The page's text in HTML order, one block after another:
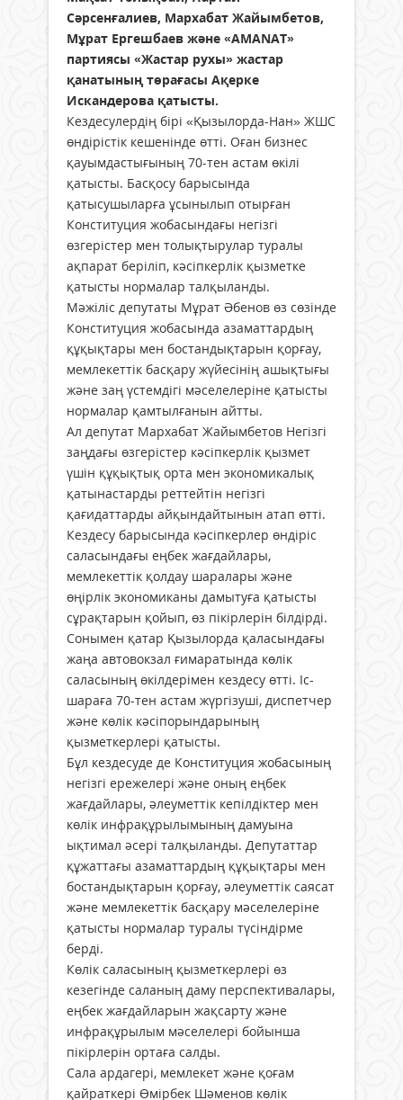
Сәрсенғалиев, Мархабат Жайымбетов,
Мұрат Ергешбаев және «AMANAT»
партиясы «Жастар рухы» жастар
қанатының төрағасы Ақерке
Искандерова қатысты.
Кездесулердің бірі «Қызылорда-Нан» ЖШС
өндірістік кешенінде өтті. Оған бизнес
қауымдастығының 70-тен астам өкілі
қатысты. Басқосу барысында
қатысушыларға ұсынылып отырған
Конституция жобасындағы негізгі
өзгерістер мен толықтырулар туралы
ақпарат беріліп, кәсіпкерлік қызметке
қатысты нормалар талқыланды.
Мәжіліс депутаты Мұрат Әбенов өз сөзінде
Конституция жобасында азаматтардың
құқықтары мен бостандықтарын қорғау,
мемлекеттік басқару жүйесінің ашықтығы
және заң үстемдігі мәселелеріне қатысты
нормалар қамтылғанын айтты.
Ал депутат Мархабат Жайымбетов Негізгі
заңдағы өзгерістер кәсіпкерлік қызмет
үшін құқықтық орта мен экономикалық
қатынастарды реттейтін негізгі
қағидаттарды айқындайтынын атап өтті.
Кездесу барысында кәсіпкерлер өндіріс
саласындағы еңбек жағдайлары,
мемлекеттік қолдау шаралары және
өңірлік экономиканы дамытуға қатысты
сұрақтарын қойып, өз пікірлерін білдірді.
Сонымен қатар Қызылорда қаласындағы
жаңа автовокзал ғимаратында көлік
саласының өкілдерімен кездесу өтті. Іс-
шараға 70-тен астам жүргізуші, диспетчер
және көлік кәсіпорындарының
қызметкерлері қатысты.
Бұл кездесуде де Конституция жобасының
негізгі ережелері және оның еңбек
жағдайлары, әлеуметтік кепілдіктер мен
көлік инфрақұрылымының дамуына
ықтимал әсері талқыланды. Депутаттар
құжаттағы азаматтардың құқықтары мен
бостандықтарын қорғау, әлеуметтік саясат
және мемлекеттік басқару мәселелеріне
қатысты нормалар туралы түсіндірме
берді.
Көлік саласының қызметкерлері өз
кезегінде саланың даму перспективалары,
еңбек жағдайларын жақсарту және
инфрақұрылым мәселелері бойынша
пікірлерін ортаға салды.
Сала ардагері, мемлекет және қоғам
қайраткері Өмірбек Шәменов көлік